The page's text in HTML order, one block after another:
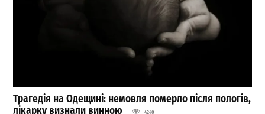
Трагедія на Одещині: немовля померло після пологів,
лікарку визнали винною
4240